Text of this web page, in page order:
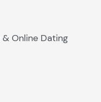
Online Dating